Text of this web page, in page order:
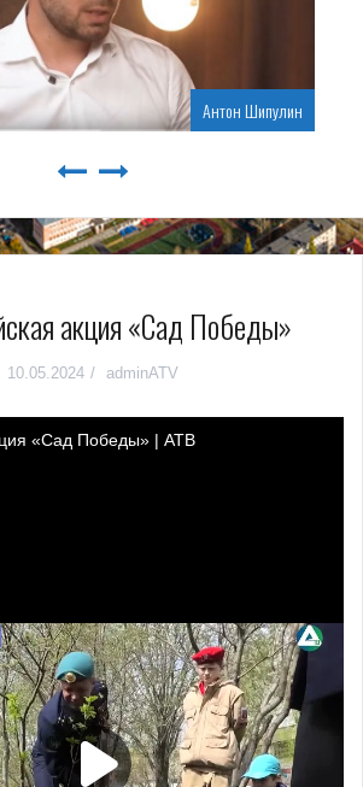
Антон Шипулин
акция «Сад Победы»
10.05.2024 adminATV